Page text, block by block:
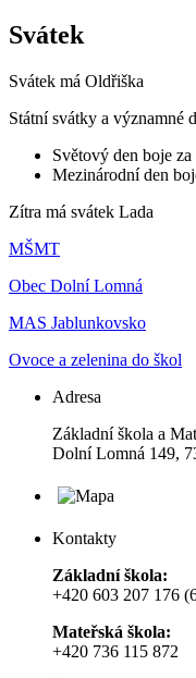
Svátek
Svátek má Oldřiška
Státní svátky a významné
Světový den boje
Mezinárodní den
Zítra má svátek Lada
MŠMT
Obec Dolní Lomná
MAS Jablunkovsko
Ovoce a zelenina do škol
Adresa
Základní škola a
Dolní Lomná 149,
Kontakty
Základní škola:
+420 603 207 176
Mateřská škola:
+420 736 115 872